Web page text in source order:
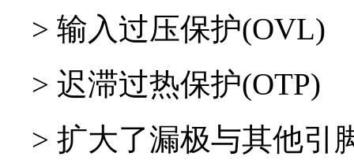
> 输入过压保护(OVL)
> 迟滞过热保护(OTP)
> 扩大了漏极与其他引